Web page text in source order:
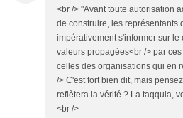
<br /> "Avant toute autorisation
de construire, les représentants
impérativement s'informer sur
valeurs propagées<br /> par
celles des organisations qui en
/> C'est fort bien dit, mais
reflètera la vérité ? La taqquia,
<br />